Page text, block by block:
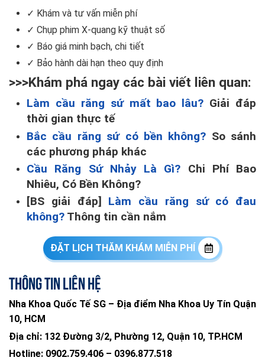
✓ Khám và tư vấn miễn phí
✓ Chụp phim X-quang kỹ thuật số
✓ Báo giá minh bạch, chi tiết
✓ Bảo hành dài hạn theo quy định
>>>Khám phá ngay các bài viết liên quan:
Làm cầu răng sứ mất bao lâu? Giải đáp
thời gian thực tế
Bắc cầu răng sứ có bền không? So sánh
các phương pháp khác
Cầu Răng Sứ Nhảy Là Gì? Chi Phí Bao
Nhiêu, Có Bền Không?
[BS giải đáp] Làm cầu răng sứ có đau
không? Thông tin cần nắm
ĐẶT LỊCH THĂM KHÁM MIỄN PHÍ
Thông tin liên hệ
Nha Khoa Quốc Tế SG – Địa điểm Nha Khoa Uy Tín Quận
10, HCM
Địa chỉ: 132 Đường 3/2, Phường 12, Quận 10, TP.HCM
Hotline: 0902.759.406 – 0396.877.518